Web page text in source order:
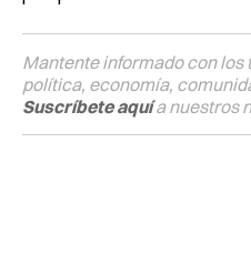
Mantente informado con los
política, economía,
Suscríbete aquía nuestros